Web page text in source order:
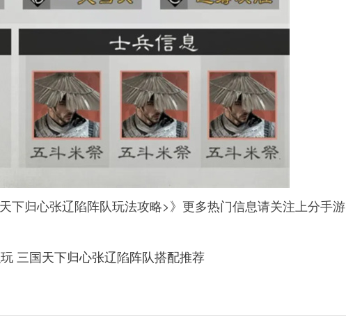
下归心张辽陷阵队玩法攻略>》更多热门信息请关注上分手
三国天下归心张辽陷阵队搭配推荐